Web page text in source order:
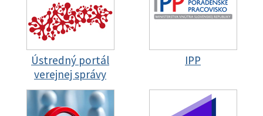
Ústredný portál
verejnej správy
IPP